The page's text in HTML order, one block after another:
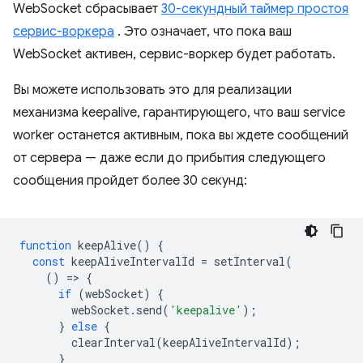
WebSocket сбрасывает 30-секундный таймер простоя
сервис-воркера . Это означает, что пока ваш
WebSocket активен, сервис-воркер будет работать.
Вы можете использовать это для реализации
механизма keepalive, гарантирующего, что ваш service
worker останется активным, пока вы ждете сообщений
от сервера — даже если до прибытия следующего
сообщения пройдет более 30 секунд:
function keepAlive()
{
const keepAliveIntervalId = setInterval(
()
=> {
if (webSocket)
{
webSocket. send( 'keepalive' );
} else {
clearInterval(keepAliveIntervalId);
}